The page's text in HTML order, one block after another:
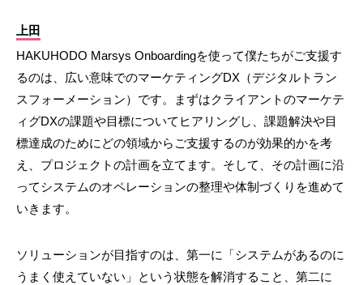
上田
HAKUHODO Marsys Onboardingを使って僕たちがご支援す
るのは、広い意味でのマーケティングDX（デジタルトラン
スフォーメーション）です。まずはクライアントのマーケテ
ィグDXの課題や目標についてヒアリングし、課題解決や目
標達成のためにどの領域からご支援するのが効果的かを考
え、プロジェクトの計画を立てます。そして、その計画に沿
ってシステムのオペレーションの整理や体制づくりを進めて
いきます。
ソリューションが目指すのは、第一に「システムがあるのに
うまく使えていない」という状態を解消すること、第二に